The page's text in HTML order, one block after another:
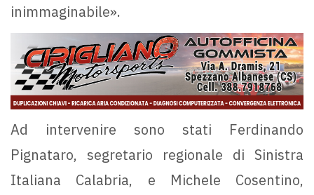
inimmaginabile».
Ad intervenire sono stati Ferdinando
Pignataro, segretario regionale di Sinistra
Italiana Calabria, e Michele Cosentino,